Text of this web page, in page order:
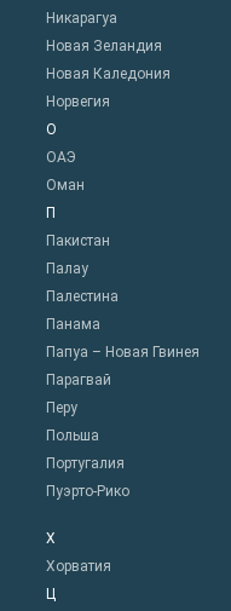
Никарагуа
Новая Зеландия
Новая Каледония
Норвегия
О
ОАЭ
Оман
П
Пакистан
Палау
Палестина
Панама
Папуа – Новая Гвинея
Парагвай
Перу
Польша
Португалия
Пуэрто-Рико
Х
Хорватия
Ц